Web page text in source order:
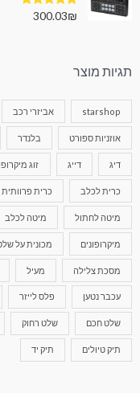
דורג5.00
300.03₪
תגיות מוצר
starshop אביזרי רכב
אוזניות ספורט בלנדר
דיג דייג זוג
כרית לכלב כרית פרוותית
מיטה לחתול מיטה לכלב
מיקרופונים מכונית על
מסכת צלילה מעיל
עכבר נטען פלס לייזר
שלט חכם שלט רחוק
תיק טיולים תיק יד